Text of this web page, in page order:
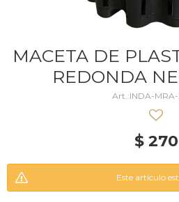
MACETA DE
REDONDA
INDA-
$ 270
Este artículo